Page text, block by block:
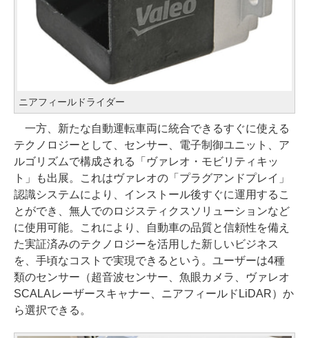
ニアフィールドライダー
一方、新たな自動運転車両に統合できるすぐに使える
テクノロジーとして、センサー、電子制御ユニット、ア
ルゴリズムで構成される「ヴァレオ・モビリティキッ
ト」も出展。これはヴァレオの「プラグアンドプレイ」
認識システムにより、インストール後すぐに運用するこ
とができ、無人でのロジスティクスソリューションなど
に使用可能。これにより、自動車の品質と信頼性を備え
た実証済みのテクノロジーを活用した新しいビジネス
を、手頃なコストで実現できるという。ユーザーは4種
類のセンサー（超音波センサー、魚眼カメラ、ヴァレオ
SCALAレーザースキャナー、ニアフィールドLiDAR）か
ら選択できる。